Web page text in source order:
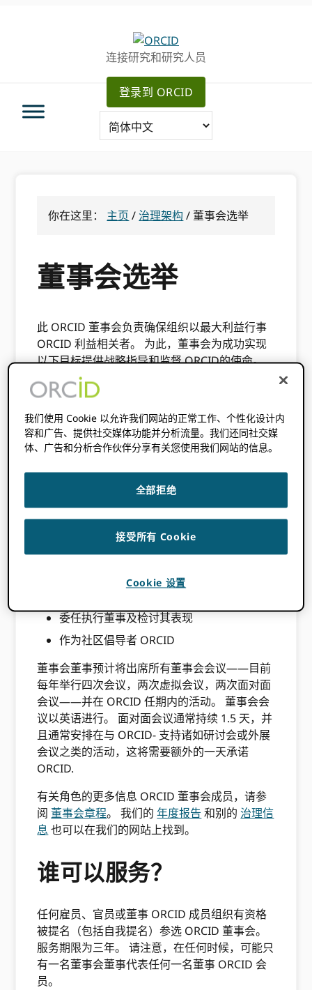
连接研究和研究人员
登录到 ORCID
你在这里： 主页 / 治理架构 / 董事会选举
董事会选举
此 ORCID 董事会负责确保组织以最大利益行事
ORCID 利益相关者。 为此，董事会为成功实现
以下目标提供战略指导和监督 ORCID的使命。
董事会由执行董事和负责管理的全职专业人员提
供支持。 ORCID 操作和推荐目标和政策。
董事会职责
开发和定期更新 ORCID的战略计划
审查高层组织目标和政策以支持该计划
监督 ORCID的组织和财务绩效
委任执行董事及检讨其表现
作为社区倡导者 ORCID
董事会董事预计将出席所有董事会会议——目前
每年举行四次会议，两次虚拟会议，两次面对面
会议——并在 ORCID 任期内的活动。 董事会会
议以英语进行。 面对面会议通常持续 1.5 天，并
且通常安排在与 ORCID- 支持诸如研讨会或外展
会议之类的活动，这将需要额外的一天承诺
ORCID.
有关角色的更多信息 ORCID 董事会成员，请参
阅 董事会章程。 我们的年度报告 和别的 治理信
息 也可以在我们的网站上找到。
谁可以服务？
任何雇员、官员或董事 ORCID 成员组织有资格
被提名（包括自我提名）参选 ORCID 董事会。
服务期限为三年。 请注意，在任何时候，可能只
有一名董事会董事代表任何一名董事 ORCID 会
员。
我们使用 Cookie 以允许我们网站的正常工作、个性化设计内
容和广告、提供社交媒体功能并分析流量。我们还同社交媒
体、广告和分析合作伙伴分享有关您使用我们网站的信息。
全部拒绝
接受所有 Cookie
Cookie 设置